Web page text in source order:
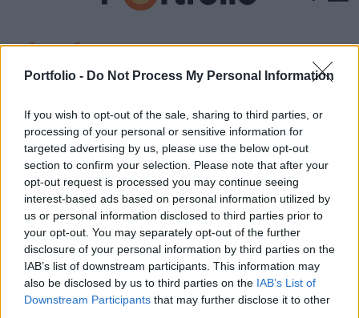
Portfolio - Do Not Process My Personal Information
If you wish to opt-out of the sale, sharing to third parties, or
processing of your personal or sensitive information for
targeted advertising by us, please use the below opt-out
section to confirm your selection. Please note that after your
opt-out request is processed you may continue seeing
interest-based ads based on personal information utilized by
us or personal information disclosed to third parties prior to
your opt-out. You may separately opt-out of the further
disclosure of your personal information by third parties on the
IAB’s list of downstream participants. This information may
also be disclosed by us to third parties on the IAB’s List of
Downstream Participants that may further disclose it to other
ELŐFIZETŐI TARTALOM
Brit hírszerzés: egyetlen
kisvároson múlhat a donbaszi
ukrán alakulatok sorsa
Portfolio
2024. szeptember 01. 15:59
Az Egyesült Királyság védelmi minisztériuma
vasárnap ismét elkészítette az orosz-ukrán
háborúval foglalkozó szokásos jelentését,
melyben ezúttal az oroszok pokrovszki